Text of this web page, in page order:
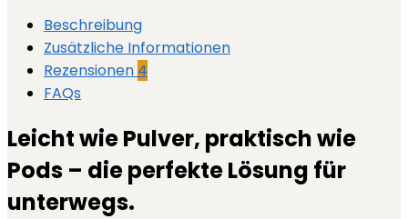
Beschreibung
Zusätzliche Informationen
Rezensionen 4
FAQs
Leicht wie Pulver, praktisch wie
Pods – die perfekte Lösung für
unterwegs.